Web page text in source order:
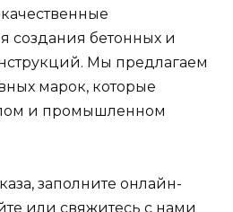
создания бетонных и
Мы предлагаем
марок, которые
и промышленном
заполните онлайн-
или свяжитесь с нами